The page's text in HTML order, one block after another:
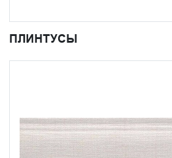
ПЛИНТУСЫ